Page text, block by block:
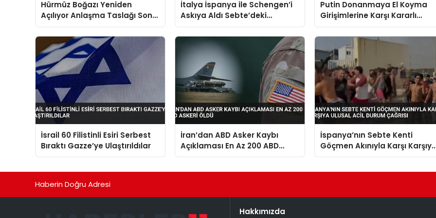
Hürmüz Boğazı Yeniden
Açılıyor Anlaşma Taslağı Son
Halini Aldı
İtalya İspanya ile Schengen’i
Askıya Aldı Sebte’deki
Göçmen Akını Etkisi
Putin Donanmaya El Koyma
Girişimlerine Karşı Kararlı
Mücadele Emri Verdi
İsrail 60 Filistinli Esiri Serbest
Bıraktı Gazze’ye Ulaştırıldılar
İran’dan ABD Asker Kaybı
Açıklaması En Az 200 ABD
Askeri Öldü
İspanya’nın Sebte Kenti
Göçmen Akınıyla Karşı
Ulusal Acil Durum Çağrısı
Haberin Doğru Adresi
Hakkımızda